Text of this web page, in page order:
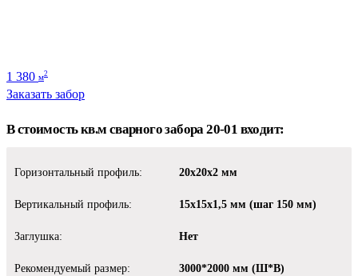
1 380 м2
Заказать забор
В стоимость кв.м сварного забора 20-01 входит:
Горизонтальный профиль: 20х20х2 мм
Вертикальный профиль: 15х15х1,5 мм (шаг 150 мм)
Заглушка: Нет
Рекомендуемый размер: 3000*2000 мм (Ш*В)